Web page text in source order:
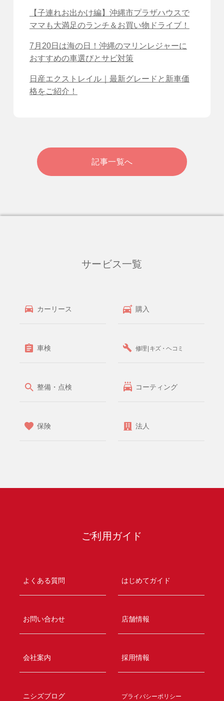
【子連れお出かけ編】沖縄市プラザハウスで
ママも大満足のランチ＆お買い物ドライブ！
7月20日は海の日！沖縄のマリンレジャーに
おすすめの車選びとサビ対策
日産エクストレイル｜最新グレードと新車価
格をご紹介！
記事一覧へ
サービス一覧
カーリース 購入
車検 修理 | キズ・ヘコミ
整備・点検 コーティング
保険 法人
ご利用ガイド
よくある質問 はじめてガイド
お問い合わせ 店舗情報
会社案内 採用情報
ニシズブログ プライバシーポリシー